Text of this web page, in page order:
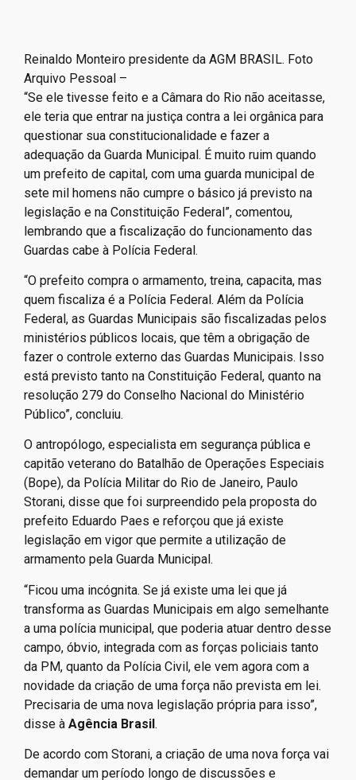
Reinaldo Monteiro presidente da AGM BRASIL. Foto
Arquivo Pessoal –
“Se ele tivesse feito e a Câmara do Rio não aceitasse,
ele teria que entrar na justiça contra a lei orgânica para
questionar sua constitucionalidade e fazer a
adequação da Guarda Municipal. É muito ruim quando
um prefeito de capital, com uma guarda municipal de
sete mil homens não cumpre o básico já previsto na
legislação e na Constituição Federal”, comentou,
lembrando que a fiscalização do funcionamento das
Guardas cabe à Polícia Federal.
“O prefeito compra o armamento, treina, capacita, mas
quem fiscaliza é a Polícia Federal. Além da Polícia
Federal, as Guardas Municipais são fiscalizadas pelos
ministérios públicos locais, que têm a obrigação de
fazer o controle externo das Guardas Municipais. Isso
está previsto tanto na Constituição Federal, quanto na
resolução 279 do Conselho Nacional do Ministério
Público”, concluiu.
O antropólogo, especialista em segurança pública e
capitão veterano do Batalhão de Operações Especiais
(Bope), da Polícia Militar do Rio de Janeiro, Paulo
Storani, disse que foi surpreendido pela proposta do
prefeito Eduardo Paes e reforçou que já existe
legislação em vigor que permite a utilização de
armamento pela Guarda Municipal.
“Ficou uma incógnita. Se já existe uma lei que já
transforma as Guardas Municipais em algo semelhante
a uma polícia municipal, que poderia atuar dentro desse
campo, óbvio, integrada com as forças policiais tanto
da PM, quanto da Polícia Civil, ele vem agora com a
novidade da criação de uma força não prevista em lei.
Precisaria de uma nova legislação própria para isso”,
disse à Agência Brasil.
De acordo com Storani, a criação de uma nova força vai
demandar um período longo de discussões e